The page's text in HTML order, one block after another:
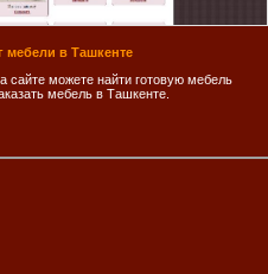
мебели в Ташкенте
можете найти готовую мебель
мебель в Ташкенте.